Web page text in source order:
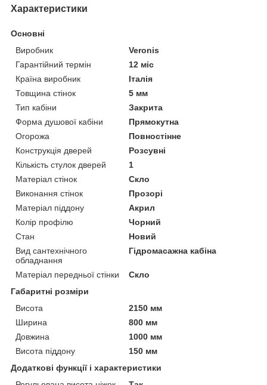
Характеристики
Основні
Виробник
Veronis
Гарантійний термін
12 міс
Країна виробник
Італія
Товщина стінок
5 мм
Тип кабіни
Закрита
Форма душової кабіни
Прямокутна
Огорожа
Повностінне
Конструкція дверей
Розсувні
Кількість стулок дверей
1
Матеріал стінок
Скло
Виконання стінок
Прозорі
Матеріал піддону
Акрил
Колір профілю
Чорний
Стан
Новий
Вид сантехнічного
обладнання
Гідромасажна кабіна
Матеріал передньої стінки
Скло
Габаритні розміри
Висота
2150 мм
Ширина
800 мм
Довжина
1000 мм
Висота піддону
150 мм
Додаткові функції і характеристики